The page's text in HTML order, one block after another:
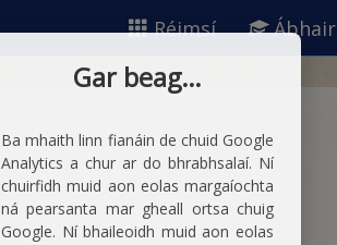
Réimsí
Gar beag…
Ba mhaith linn fianáin de chuid Google
Analytics a chur ar do bhrabhsalaí. Ní
chuirfidh muid aon eolas margaíochta
ná pearsanta mar gheall ortsa chuig
Google. Ní bhaileoidh muid aon eolas